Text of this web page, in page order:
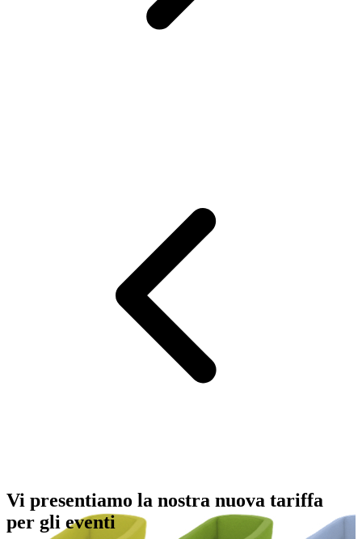
Vi presentiamo la nostra nuova tariffa
per gli eventi